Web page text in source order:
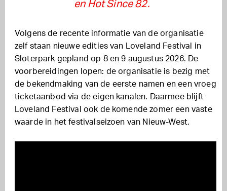
en Hot Since 82.
Volgens de recente informatie van de organisatie
zelf staan nieuwe edities van Loveland Festival in
Sloterpark gepland op 8 en 9 augustus 2026. De
voorbereidingen lopen: de organisatie is bezig met
de bekendmaking van de eerste namen en een vroeg
ticketaanbod via de eigen kanalen. Daarmee blijft
Loveland Festival ook de komende zomer een vaste
waarde in het festivalseizoen van Nieuw-West.